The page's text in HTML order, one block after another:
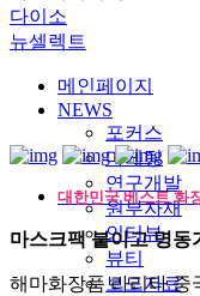
다이소
뉴셀렉트
메인페이지
NEWS
포커스
마케팅
연구개발
원부자재
인터뷰
뷰티
보도자료
대한민국 베스트 화
마스크팩 붙이고 명동
해마화장품 라리타 중